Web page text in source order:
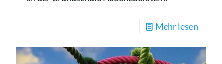
Mehr lesen
Tage